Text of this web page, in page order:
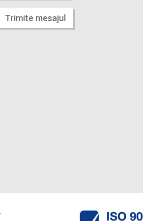
Trimite mesajul